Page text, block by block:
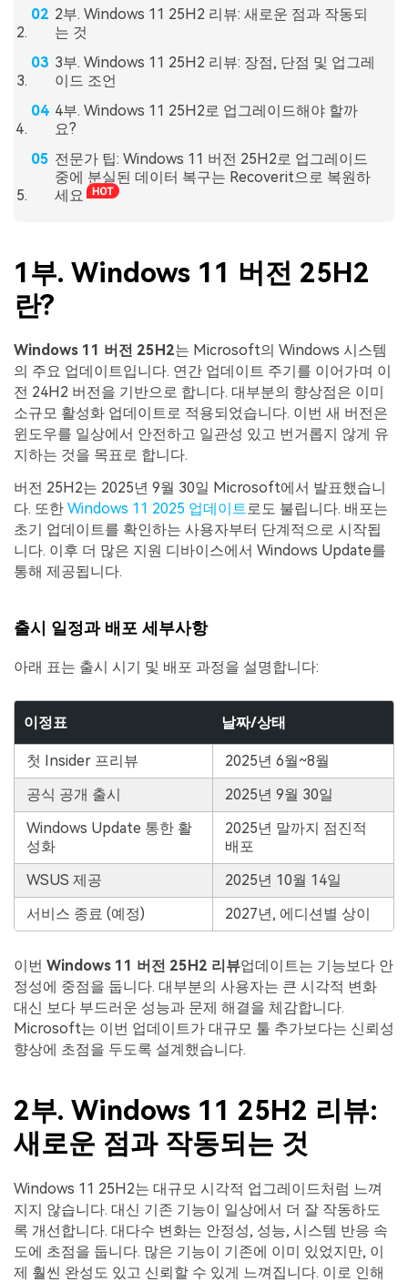
2부. Windows 11 25H2 리뷰: 새로운 점과 작동되
는 것
3부. Windows 11 25H2 리뷰: 장점, 단점 및 업그레
이드 조언
4부. Windows 11 25H2로 업그레이드해야 할까
요?
전문가 팁: Windows 11 버전 25H2로 업그레이드
중에 분실된 데이터 복구는 Recoverit으로 복원하
세요
1부. Windows 11 버전 25H2
란?
Windows 11 버전 25H2는 Microsoft의 Windows 시스템
의 주요 업데이트입니다. 연간 업데이트 주기를 이어가며 이
전 24H2 버전을 기반으로 합니다. 대부분의 향상점은 이미
소규모 활성화 업데이트로 적용되었습니다. 이번 새 버전은
윈도우를 일상에서 안전하고 일관성 있고 번거롭지 않게 유
지하는 것을 목표로 합니다.
버전 25H2는 2025년 9월 30일 Microsoft에서 발표했습니
다. 또한 Windows 11 2025 업데이트로도 불립니다. 배포는
초기 업데이트를 확인하는 사용자부터 단계적으로 시작됩
니다. 이후 더 많은 지원 디바이스에서 Windows Update를
통해 제공됩니다.
출시 일정과 배포 세부사항
아래 표는 출시 시기 및 배포 과정을 설명합니다:
이정표 날짜/상태
첫 Insider 프리뷰
2025년 6월~8월
공식 공개 출시
2025년 9월 30일
Windows Update 통한 활
성화
2025년 말까지 점진적
배포
WSUS 제공
2025년 10월 14일
서비스 종료 (예정)
2027년, 에디션별 상이
이번 Windows 11 버전 25H2 리뷰업데이트는 기능보다 안
정성에 중점을 둡니다. 대부분의 사용자는 큰 시각적 변화
대신 보다 부드러운 성능과 문제 해결을 체감합니다.
Microsoft는 이번 업데이트가 대규모 툴 추가보다는 신뢰성
향상에 초점을 두도록 설계했습니다.
2부. Windows 11 25H2 리뷰:
새로운 점과 작동되는 것
Windows 11 25H2는 대규모 시각적 업그레이드처럼 느껴
지지 않습니다. 대신 기존 기능이 일상에서 더 잘 작동하도
록 개선합니다. 대다수 변화는 안정성, 성능, 시스템 반응 속
도에 초점을 둡니다. 많은 기능이 기존에 이미 있었지만, 이
제 훨씬 완성도 있고 신뢰할 수 있게 느껴집니다. 이로 인해